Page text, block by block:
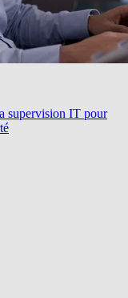
supervision IT pour